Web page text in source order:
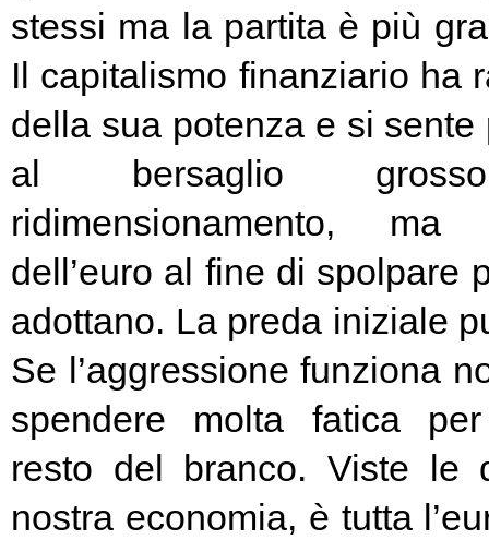
stessi ma la partita è più
Il capitalismo finanziario ha
della sua potenza e si sente
al bersaglio
ridimensionamento,
dell’euro al fine di spolpare
adottano. La preda iniziale
Se l’aggressione funziona
spendere molta fatica
resto del branco. Viste le
nostra economia, è tutta